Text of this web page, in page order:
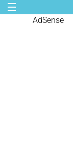
AdSense